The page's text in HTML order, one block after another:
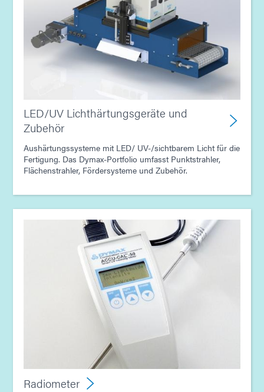
LED/UV Lichthärtungsgeräte und
Zubehör
Aushärtungssysteme mit LED/ UV-/sichtbarem Licht für die
Fertigung. Das Dymax-Portfolio umfasst Punktstrahler,
Flächenstrahler, Fördersysteme und Zubehör.
Radiometer